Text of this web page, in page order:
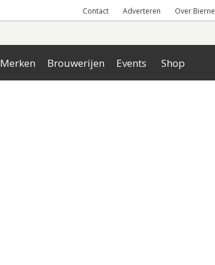
Contact Adverteren Over
Merken Brouwerijen Events Shop